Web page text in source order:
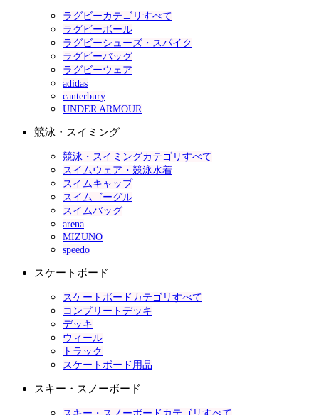
ラグビーカテゴリすべて
ラグビーボール
ラグビーシューズ・スパイク
ラグビーバッグ
ラグビーウェア
adidas
canterbury
UNDER ARMOUR
競泳・スイミング
競泳・スイミングカテゴリすべて
スイムウェア・競泳水着
スイムキャップ
スイムゴーグル
スイムバッグ
arena
MIZUNO
speedo
スケートボード
スケートボードカテゴリすべて
コンプリートデッキ
デッキ
ウィール
トラック
スケートボード用品
スキー・スノーボード